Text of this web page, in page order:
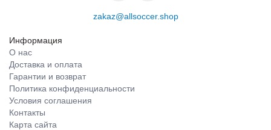
zakaz@allsoccer.shop
Информация
О нас
Доставка и оплата
Гарантии и возврат
Политика конфиденциальности
Условия соглашения
Контакты
Карта сайта